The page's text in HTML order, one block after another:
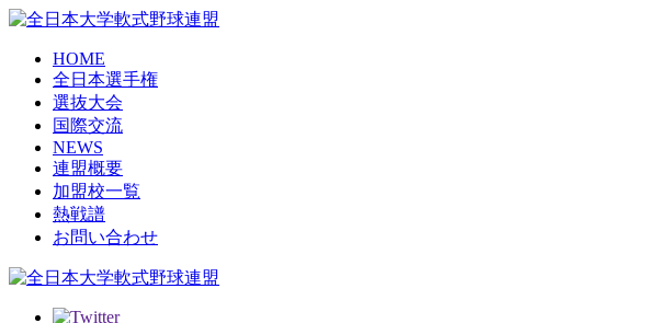
HOME
全日本選手権
選抜大会
国際交流
NEWS
連盟概要
加盟校一覧
熱戦譜
お問い合わせ